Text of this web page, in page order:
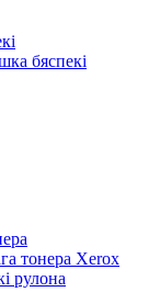
бяспекі
тонера Xerox
рулона